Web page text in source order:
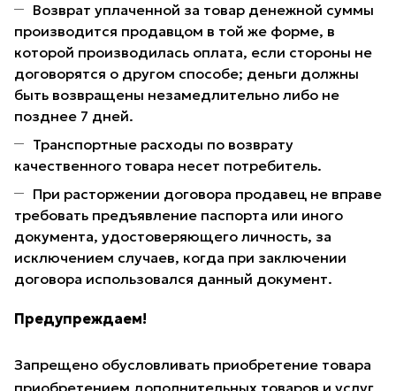
Возврат уплаченной за товар денежной суммы
производится продавцом в той же форме, в
которой производилась оплата, если стороны не
договорятся о другом способе; деньги должны
быть возвращены незамедлительно либо не
позднее 7 дней.
Транспортные расходы по возврату
качественного товара несет потребитель.
При расторжении договора продавец не вправе
требовать предъявление паспорта или иного
документа, удостоверяющего личность, за
исключением случаев, когда при заключении
договора использовался данный документ.
Предупреждаем!
Запрещено обусловливать приобретение товара